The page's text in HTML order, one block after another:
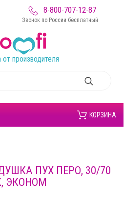
8-800-707-12-87
Звонок по России бесплатный
производителя
КОРЗИНА
ПУХ ПЕРО, 30/70
ЭКОНОМ